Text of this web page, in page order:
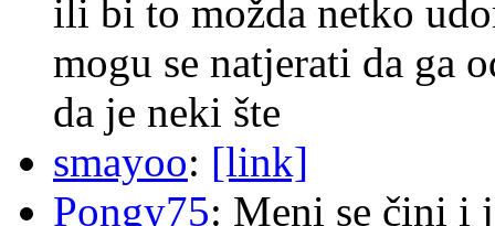
ili bi to možda netko
mogu se natjerati da ga
da je neki šte
smayoo: [link]
Pongy75: Meni se čini i